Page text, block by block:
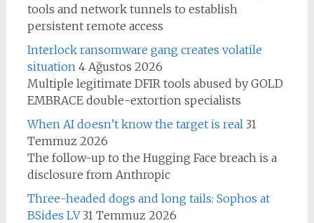
tools and network tunnels to establish
persistent remote access
Interlock ransomware gang creates volatile
situation 4 Ağustos 2026
Multiple legitimate DFIR tools abused by GOLD
EMBRACE double-extortion specialists
When AI doesn’t know the target is real 31
Temmuz 2026
The follow-up to the Hugging Face breach is a
disclosure from Anthropic
Three-headed dogs and long tails: Sophos at
BSides LV 31 Temmuz 2026